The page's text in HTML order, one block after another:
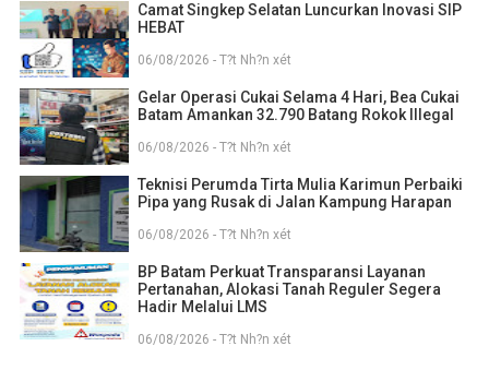
Camat Singkep Selatan Luncurkan Inovasi SIP
HEBAT
06/08/2026 - T?t Nh?n xét
Gelar Operasi Cukai Selama 4 Hari, Bea Cukai
Batam Amankan 32.790 Batang Rokok Illegal
06/08/2026 - T?t Nh?n xét
Teknisi Perumda Tirta Mulia Karimun Perbaiki
Pipa yang Rusak di Jalan Kampung Harapan
06/08/2026 - T?t Nh?n xét
BP Batam Perkuat Transparansi Layanan
Pertanahan, Alokasi Tanah Reguler Segera
Hadir Melalui LMS
06/08/2026 - T?t Nh?n xét